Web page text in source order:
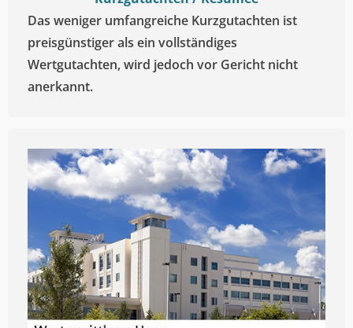
Das weniger umfangreiche Kurzgutachten ist
preisgünstiger als ein vollständiges
Wertgutachten, wird jedoch vor Gericht nicht
anerkannt.